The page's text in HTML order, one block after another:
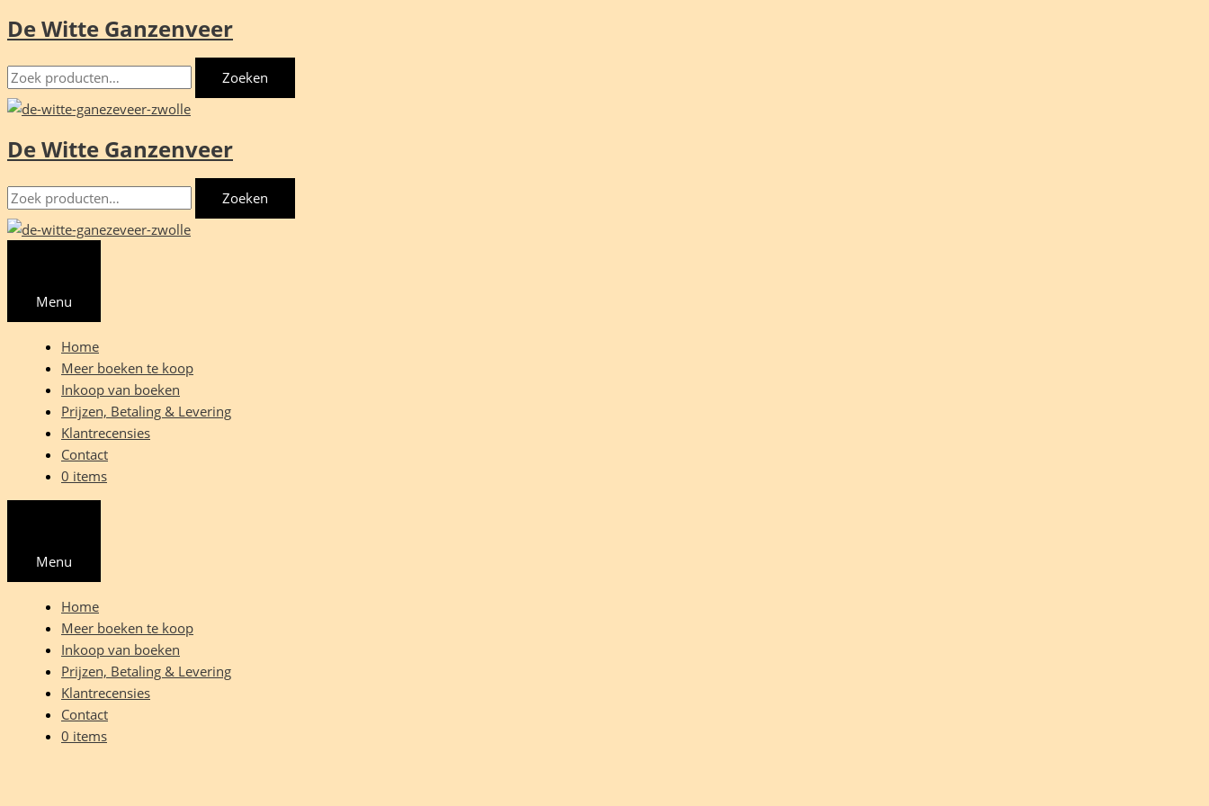
Ga
de
inhoud
De Witte Ganzenveer
Zoeken
naar:
Zoeken
De Witte Ganzenveer
Zoeken
naar:
Zoeken
Menu
Home
Meer boeken te koop
Inkoop van boeken
Prijzen, Betaling & Levering
Klantrecensies
Contact
0 items
Menu
Home
Meer boeken te koop
Inkoop van boeken
Prijzen, Betaling & Levering
Klantrecensies
Contact
0 items